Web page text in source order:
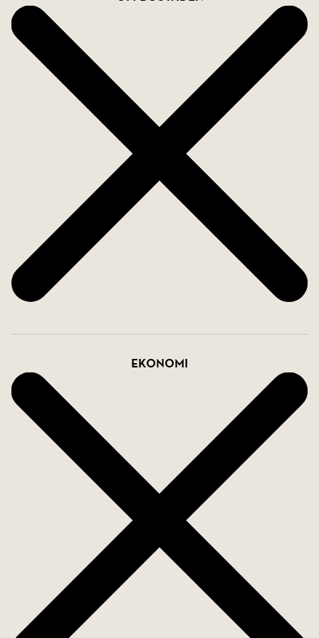
Lägenheten är belägen på Brynäs med närhet till
restauranger, matbutik, pizzeria samt goda
kommunikationer så du enkelt kan ta dig dit du vill.
Ett stenkast bort hittar du trivsamma
Stenebergsparken där både lekpark, minigolf och
skridskobana på vintern finns. En kort promenad
bort hittar du nybyggda statsdelen Godisfabriken
som erbjuder både matbutik, saluhall och
restauranger.
Välkommen hem!
Ekonomi